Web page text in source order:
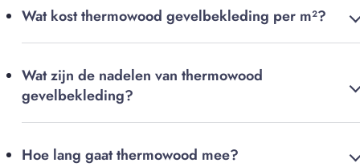
Wat kost thermowood gevelbekleding per m²?
Wat zijn de nadelen van thermowood
gevelbekleding?
Hoe lang gaat thermowood mee?